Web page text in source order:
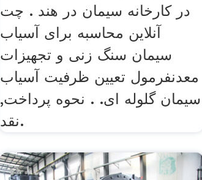
در کارخانه سیمان در هند . چت
آنلاین محاسبه برای آسیاب
سیمان سنگ زنی و تجهیزات
معدنفرمول تعیین ظرفیت آسیاب
سیمان گلوله ای. . نحوه پرداخت,
نقد.